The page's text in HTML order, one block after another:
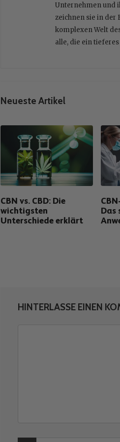
Unternehmen und
zeichnen sie in der
komplexen Welt
alle, die ein
Neueste Artikel
CBN vs. CBD: Die
wichtigsten
Unterschiede erklärt
Das
HINTERLASSE EINEN